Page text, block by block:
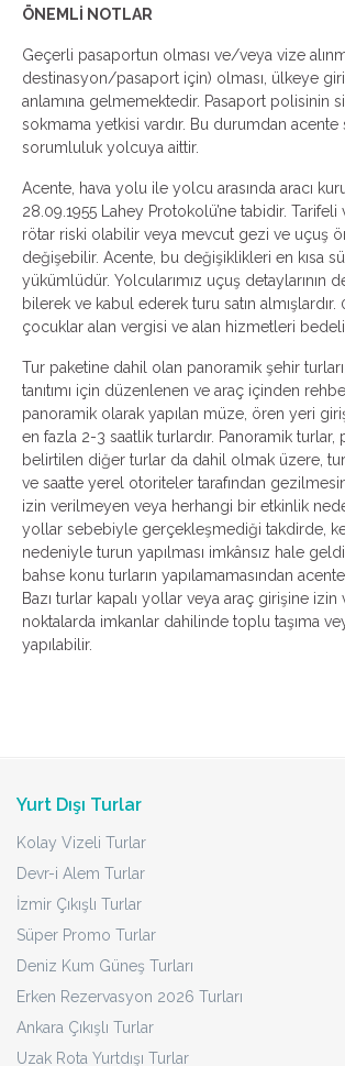
ÖNEMLİ NOTLAR
Geçerli pasaportun olması ve/veya vize
destinasyon/pasaport için) olması, ülkeye
anlamına gelmemektedir. Pasaport polisinin
sokmama yetkisi vardır. Bu durumdan
sorumluluk yolcuya aittir.
Acente, hava yolu ile yolcu arasında aracı
28.09.1955 Lahey Protokolü’ne tabidir.
rötar riski olabilir veya mevcut gezi ve uçuş
değişebilir. Acente, bu değişiklikleri en kısa
yükümlüdür. Yolcularımız uçuş detaylarının
bilerek ve kabul ederek turu satın almışlardır.
çocuklar alan vergisi ve alan hizmetleri
Tur paketine dahil olan panoramik şehir
tanıtımı için düzenlenen ve araç içinden
panoramik olarak yapılan müze, ören yeri
en fazla 2-3 saatlik turlardır. Panoramik turlar,
belirtilen diğer turlar da dahil olmak üzere,
ve saatte yerel otoriteler tarafından
izin verilmeyen veya herhangi bir etkinlik
yollar sebebiyle gerçekleşmediği takdirde,
nedeniyle turun yapılması imkânsız hale
bahse konu turların yapılamamasından
Bazı turlar kapalı yollar veya araç girişine
noktalarda imkanlar dahilinde toplu taşıma
yapılabilir.
Yurt Dışı Turlar
Kolay Vizeli Turlar
Devr-i Alem Turlar
İzmir Çıkışlı Turlar
Süper Promo Turlar
Deniz Kum Güneş Turları
Erken Rezervasyon 2026 Turları
Ankara Çıkışlı Turlar
Uzak Rota Yurtdışı Turlar